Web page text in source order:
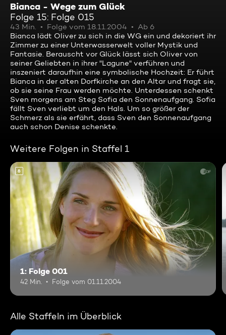
Bianca - Wege zum Glück
Folge 15: Folge 015
43 Min. Folge vom 18.11.2004
Ab 6
Bianca lädt Oliver zu sich in die WG ein und dekoriert ihr
Zimmer zu einer Unterwasserwelt voller Mystik und
Fantasie. Berauscht vor Glück lässt sich Oliver von
seiner Geliebten in ihrer "Lagune" verführen und
inszeniert daraufhin eine symbolische Hochzeit: Er führt
Bianca in der alten Dorfkirche an den Altar und fragt sie,
ob sie seine Frau werden möchte. Unterdessen schenkt
Sven morgens am Steg Sofia den Sonnenaufgang. Sofia
fällt Sven verliebt um den Hals. Um so größer der
Schmerz als sie erfährt, dass Sven den Sonnenaufgang
auch schon Denise schenkte.
Weitere Folgen in Staffel 1
6
1: Folge 001
42 Min. Folge vom 01.11.2004
Alle Staffeln im Überblick